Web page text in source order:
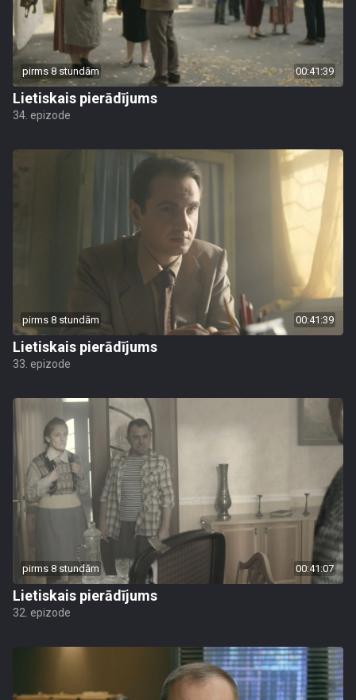
pirms 8 stundām 00:41:39
Lietiskais pierādījums
34. epizode
pirms 8 stundām 00:41:39
Lietiskais pierādījums
33. epizode
pirms 8 stundām 00:41:07
Lietiskais pierādījums
32. epizode